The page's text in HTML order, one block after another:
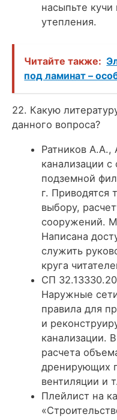
насыпьте
утепления.
Читайте также:
под ламинат –
22. Какую
данного вопроса?
Ратников
канализации
подземной
г. Приводятся
выбору,
сооружений.
Написана
служить
круга
СП
Наружные
правила для
и
канализации.
расчета
дренирующих
вентиляции и
Плейлист на